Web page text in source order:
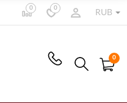
0 0
RUB
0